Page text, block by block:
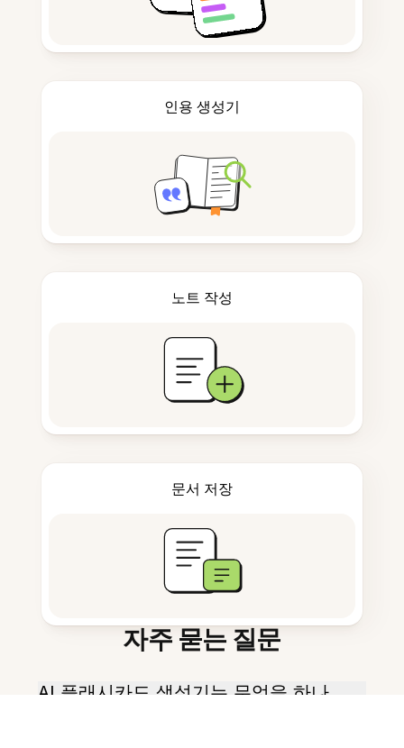
인용 생성기
노트 작성
문서 저장
자주 묻는 질문
AI 플래시카드 생성기는 무엇을 하나